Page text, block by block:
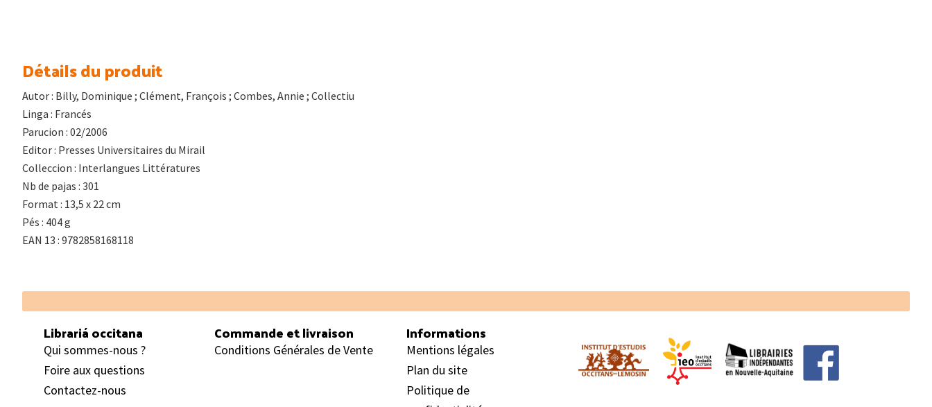
Détails du produit
Autor : Billy, Dominique ; Clément, François ; Combes, Annie ; Collectiu
Linga : Francés
Parucion : 02/2006
Editor : Presses Universitaires du Mirail
Colleccion : Interlangues Littératures
Nb de pajas : 301
Format : 13,5 x 22 cm
Pés : 404 g
EAN 13 : 9782858168118
Footer
Librariá occitana
Qui sommes-nous ?
Foire aux questions
Contactez-nous
Commande et livraison
Conditions Générales de Vente
Informations
Mentions légales
Plan du site
Politique de